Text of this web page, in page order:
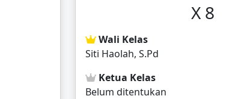
X 8
Wali Kelas
Siti Haolah, S.Pd
Ketua Kelas
Belum ditentukan